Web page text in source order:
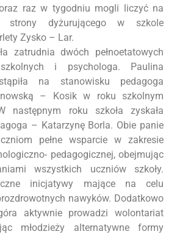
raz w tygodniu mogli liczyć na
strony dyżurującego w szkole
Zysko – Lar.
zatrudnia dwóch pełnoetatowych
i psychologa. Paulina
na stanowisku pedagoga
– Kosik w roku szkolnym
następnym roku szkoła zyskała
– Katarzynę Borla. Obie panie
pełne wsparcie w zakresie
pedagogicznej, obejmując
wszystkich uczniów szkoły.
inicjatywy mające na celu
nawyków. Dodatkowo
aktywnie prowadzi wolontariat
młodzieży alternatywne formy